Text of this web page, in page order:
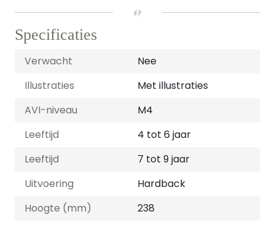
Specificaties
Verwacht
Nee
Illustraties
Met illustraties
AVI-niveau
M4
Leeftijd
4 tot 6 jaar
Leeftijd
7 tot 9 jaar
Uitvoering
Hardback
Hoogte (mm)
238